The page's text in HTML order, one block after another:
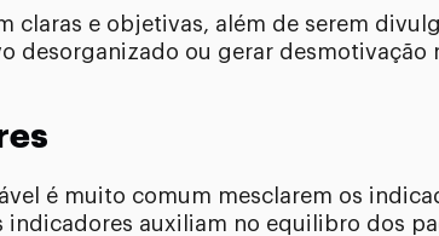
claras e objetivas, além de serem
desorganizado ou gerar desmotivação
é muito comum mesclarem os
indicadores auxiliam no equilibro dos